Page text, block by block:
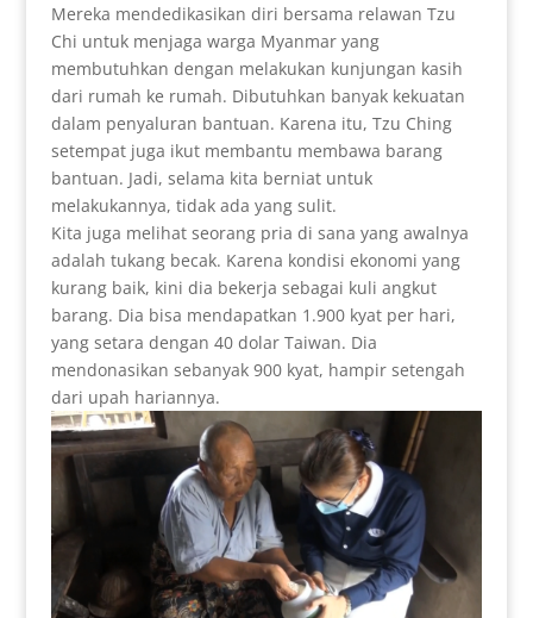
Mereka mendedikasikan diri bersama relawan Tzu
Chi untuk menjaga warga Myanmar yang
membutuhkan dengan melakukan kunjungan kasih
dari rumah ke rumah. Dibutuhkan banyak kekuatan
dalam penyaluran bantuan. Karena itu, Tzu Ching
setempat juga ikut membantu membawa barang
bantuan. Jadi, selama kita berniat untuk
melakukannya, tidak ada yang sulit.
Kita juga melihat seorang pria di sana yang awalnya
adalah tukang becak. Karena kondisi ekonomi yang
kurang baik, kini dia bekerja sebagai kuli angkut
barang. Dia bisa mendapatkan 1.900 kyat per hari,
yang setara dengan 40 dolar Taiwan. Dia
mendonasikan sebanyak 900 kyat, hampir setengah
dari upah hariannya.